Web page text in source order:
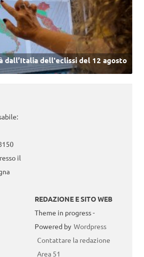
dall’Italia dell'eclissi del 12 agosto
il
REDAZIONE E SITO WEB
Theme in progress -
Powered by Wordpress
Contattare la redazione
Area 51